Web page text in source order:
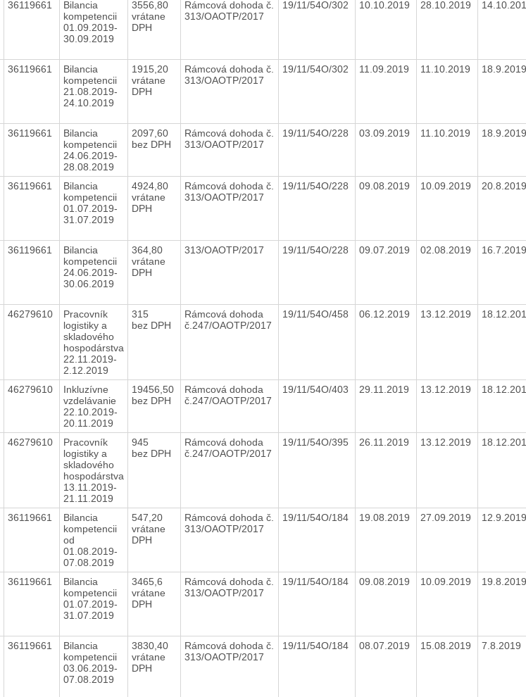
36119661
Bilancia
kompetencii
01.09.2019-
30.09.2019
3556,80
vrátane
DPH
Rámcová dohoda č.
313/OAOTP/2017
19/11/54O/302 10.10.2019 28.10.2019
36119661
Bilancia
kompetencii
21.08.2019-
24.10.2019
1915,20
vrátane
DPH
Rámcová dohoda č.
313/OAOTP/2017
19/11/54O/302 11.09.2019 11.10.2019
36119661
Bilancia
kompetencii
24.06.2019-
28.08.2019
2097,60
bez DPH
Rámcová dohoda č.
313/OAOTP/2017
19/11/54O/228 03.09.2019 11.10.2019
36119661
Bilancia
kompetencii
01.07.2019-
31.07.2019
4924,80
vrátane
DPH
Rámcová dohoda č.
313/OAOTP/2017
19/11/54O/228 09.08.2019 10.09.2019
36119661
Bilancia
kompetencii
24.06.2019-
30.06.2019
364,80
vrátane
DPH
313/OAOTP/2017 19/11/54O/228 09.07.2019 02.08.2019
46279610
Pracovník
logistiky a
skladového
hospodárstva
22.11.2019-
2.12.2019
315
bez DPH
Rámcová dohoda
č.247/OAOTP/2017
19/11/54O/458 06.12.2019 13.12.2019
46279610
Inkluzívne
vzdelávanie
22.10.2019-
20.11.2019
19456,50
bez DPH
Rámcová dohoda
č.247/OAOTP/2017
19/11/54O/403 29.11.2019 13.12.2019
46279610
Pracovník
logistiky a
skladového
hospodárstva
13.11.2019-
21.11.2019
945
bez DPH
Rámcová dohoda
č.247/OAOTP/2017
19/11/54O/395 26.11.2019 13.12.2019
36119661
Bilancia
kompetencii
od
01.08.2019-
07.08.2019
547,20
vrátane
DPH
Rámcová dohoda č.
313/OAOTP/2017
19/11/54O/184 19.08.2019 27.09.2019
36119661
Bilancia
kompetencii
01.07.2019-
31.07.2019
3465,6
vrátane
DPH
Rámcová dohoda č.
313/OAOTP/2017
19/11/54O/184 09.08.2019 10.09.2019
36119661
Bilancia
kompetencii
03.06.2019-
07.08.2019
3830,40
vrátane
DPH
Rámcová dohoda č.
313/OAOTP/2017
19/11/54O/184 08.07.2019 15.08.2019 7.8.2019